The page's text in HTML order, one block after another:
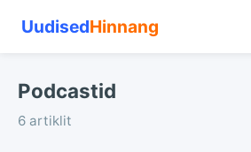
UudisedHinnang
Podcastid
6 artiklit